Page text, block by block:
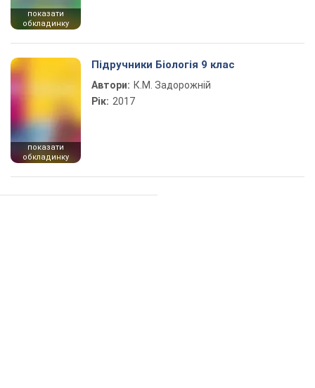
показати
обкладинку
показати
обкладинку
Підручники Біологія 9 клас
Автори: К.М. Задорожній
Рік: 2017